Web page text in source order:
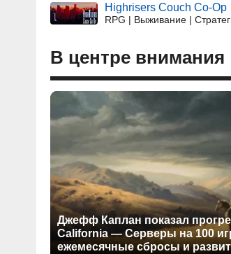
Highrisers Couch Co-Op
RPG | Выживание |
В центре внимания
Джефф Каплан показал
California — Серверы на 100
ежемесячные сбросы и